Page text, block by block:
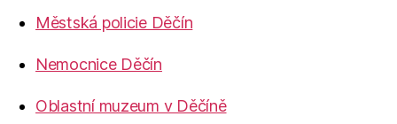
Městská policie Děčín
Nemocnice Děčín
Oblastní muzeum v Děčíně